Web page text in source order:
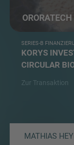
SERIES-B
KORYS
CIRCULAR
Zur Transaktion
MATHIAS